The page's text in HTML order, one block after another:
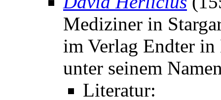
Mediziner in
im Verlag Endter
unter seinem
Literatur: